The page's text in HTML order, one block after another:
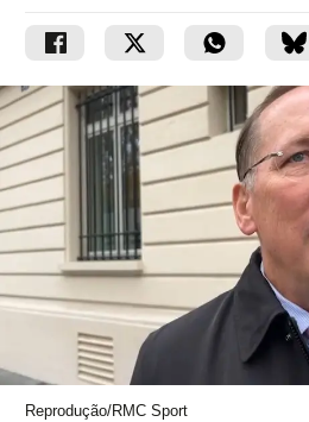
Reprodução/RMC Sport